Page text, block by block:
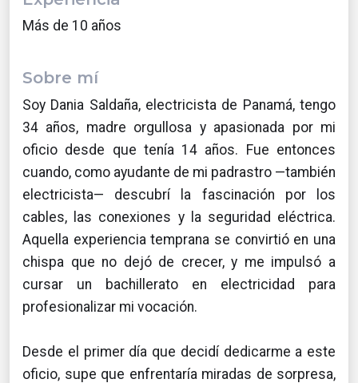
Más de 10 años
Sobre mí
Soy Dania Saldaña, electricista de Panamá, tengo
34 años, madre orgullosa y apasionada por mi
oficio desde que tenía 14 años. Fue entonces
cuando, como ayudante de mi padrastro —también
electricista— descubrí la fascinación por los
cables, las conexiones y la seguridad eléctrica.
Aquella experiencia temprana se convirtió en una
chispa que no dejó de crecer, y me impulsó a
cursar un bachillerato en electricidad para
profesionalizar mi vocación.
Desde el primer día que decidí dedicarme a este
oficio, supe que enfrentaría miradas de sorpresa,